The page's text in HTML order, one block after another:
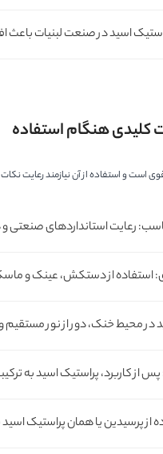
اسید در صنعت لبنیات
کلیدی هنگام استفاده
است و استفاده از آن نیازمند رعایت
رعایت استانداردهای صنعتی و
استفاده از دستکش، عینک و
در محیط خنک، دور از نور مستقیم
از کاربرد، پراستیک اسید به
از پرسیدین یا همان پراستیک